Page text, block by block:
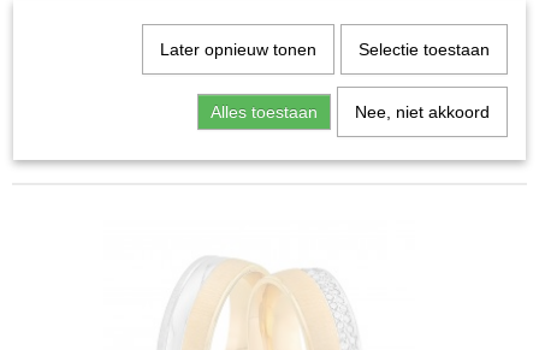
Ck collectie (Zilver)
1 2 »
Later opnieuw tonen Selectie toestaan
Alles toestaan Nee, niet akkoord